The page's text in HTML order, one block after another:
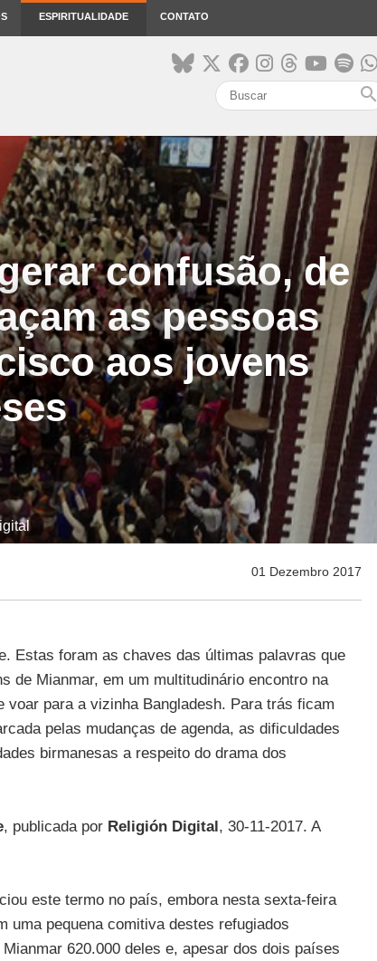
ESPIRITUALIDADE CONTATO
search
confusão, de
as pessoas
aos jovens
01 Dezembro 2017
Estas foram as chaves das últimas palavras que
de Mianmar, em um multitudinário encontro na
voar para a vizinha Bangladesh. Para trás ficam
pelas mudanças de agenda, as dificuldades
birmanesas a respeito do drama dos
, publicada por Religión Digital, 30-11-2017. A
este termo no país, embora nesta sexta-feira
uma pequena comitiva destes refugiados
620.000 deles e, apesar dos dois países